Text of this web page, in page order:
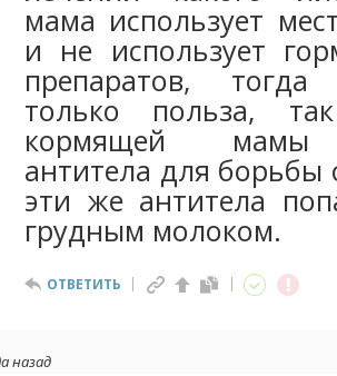
мама использует
и не использует
препаратов,
только польза,
кормящей мамы
антитела для борьбы
эти же антитела
грудным молоком.
ОТВЕТИТЬ
назад